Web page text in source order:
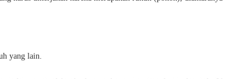
yang lain.